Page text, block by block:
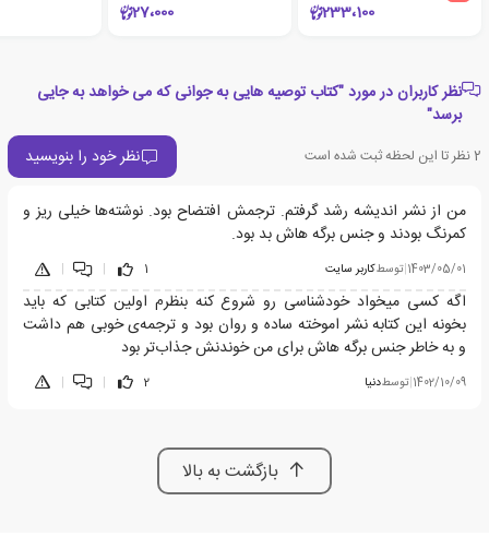
233،100 27،000
نظر کاربران در مورد "کتاب توصیه هایی به جوانی که می خواهد به جایی
برسد"
2نظر تا این لحظه ثبت شده است نظر خود را بنویسید
من از نشر اندیشه رشد گرفتم. ترجمش افتضاح بود. نوشته‌ها خیلی ریز و
کمرنگ بودند و جنس برگه هاش بد بود.
1403/05/01
|توسطکاربر سایت 1
|
|
اگه کسی میخواد خودشناسی رو شروع کنه بنظرم اولین کتابی که باید
بخونه این کتابه نشر اموخته ساده و روان بود و ترجمه‌ی خوبی هم داشت
و به خاطر جنس برگه هاش برای من خوندنش جذاب‌تر بود
1402/10/09
|توسطدنیا 2
|
|
بازگشت به بالا